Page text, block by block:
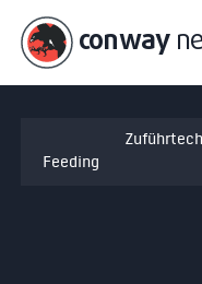
conway
Feeding